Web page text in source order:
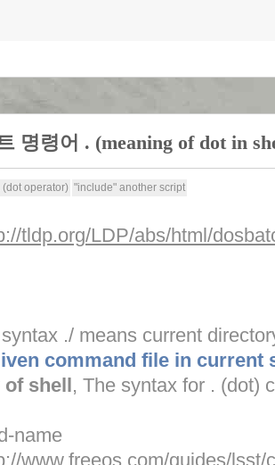
명령어 . (meaning of dot in
(dot operator) "include" another script
tldp.org/LDP/abs/html/
./ means current
command file in current
of shell, The syntax for . (dot)
name
www.freeos.com/guides/lsst/